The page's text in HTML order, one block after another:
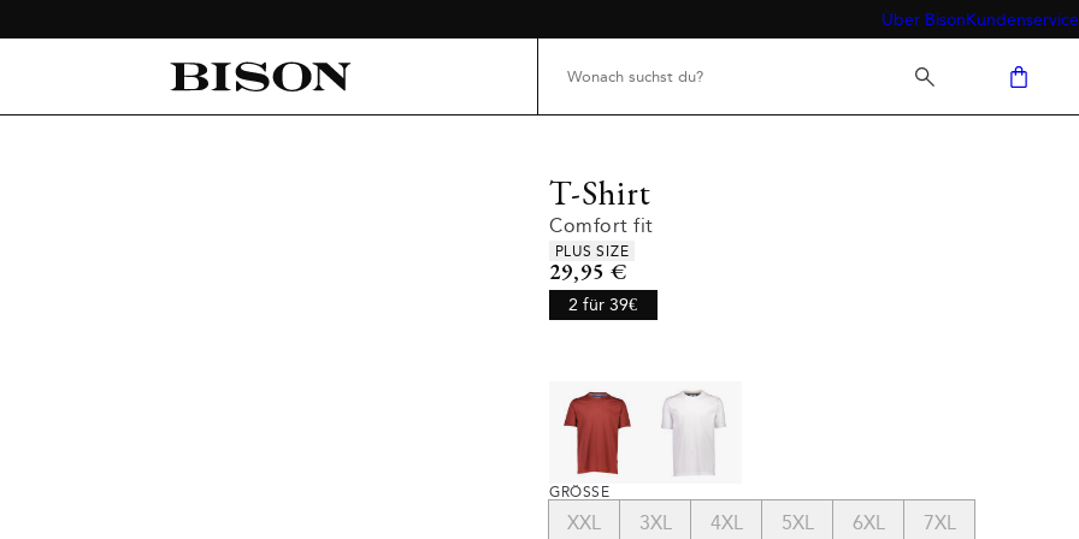
Über BisonKundenservice
T-Shirt
Comfort fit
Produkteigenschaften
PLUS SIZE
Preis
29,95 €
2 für 39€
GRÖSSE
XXL 3XL 4XL 5XL 6XL 7XL